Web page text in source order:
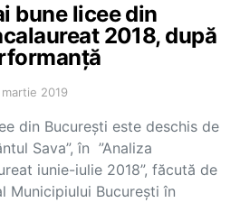
bune licee din
2018, după
2019
din București este deschis de
Sava”, în ”Analiza
iunie-iulie 2018”, făcută de
Municipiului București în